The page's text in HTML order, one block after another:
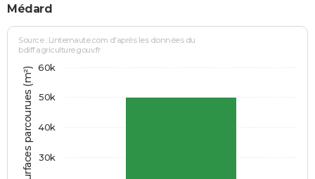
Médard
Source : Linternaute.com d'après les données du
bdiff.agriculture.gouv.fr
30k
40k
50k
60k